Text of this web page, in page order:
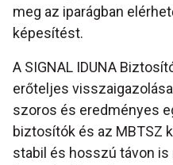
meg az iparágban
képesítést.
A SIGNAL IDUNA
erőteljes
szoros és eredményes
biztosítók és az MBTSZ
stabil és hosszú távon